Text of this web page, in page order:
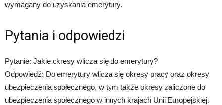
wymagany do uzyskania emerytury.
Pytania i odpowiedzi
Pytanie: Jakie okresy wlicza się do emerytury?
Odpowiedź: Do emerytury wlicza się okresy pracy oraz okresy
ubezpieczenia społecznego, w tym także okresy zaliczone do
ubezpieczenia społecznego w innych krajach Unii Europejskiej.